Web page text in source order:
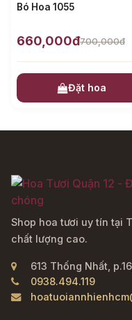
Bó Hoa 1055
660,000đ700,000đ
Đặt hoa
Shop hoa tươi uy tín tại
chất lượng cao.
613 Thống Nhất,
0938.494.119